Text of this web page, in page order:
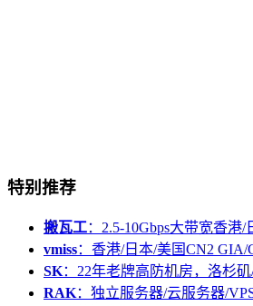
特别推荐
搬瓦工：2.5-10Gbps大带宽香
vmiss：香港/日本/美国CN2
SK：22年老牌高防机房，洛杉
RAK：独立服务器/云服务器/